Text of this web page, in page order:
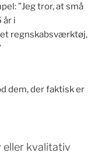
”Jeg tror, at små
år i
regnskabsværktøj,
dem, der faktisk er
kvalitativ